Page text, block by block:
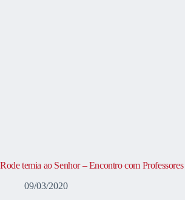
Rode temia ao Senhor – Encontro com Professores
09/03/2020